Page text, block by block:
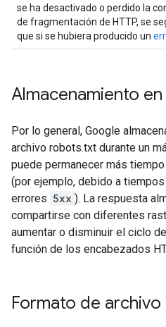
se ha desactivado o perdido la
de fragmentación de HTTP, se
que si se hubiera producido un
Almacenamiento
Por lo general, Google
archivo robots.txt durante un
puede permanecer más
(por ejemplo, debido a
errores 5xx ). La respuesta
compartirse con diferentes
aumentar o disminuir el ciclo
función de los encabezados
Formato de archivo